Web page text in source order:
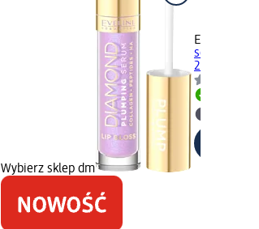
Wybierz sklep dm
EVELINE
serum do
25..., 5 ml